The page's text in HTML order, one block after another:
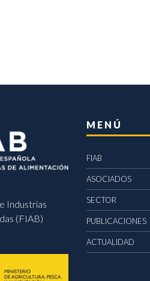
Industrias
(FIAB)
MENÚ
FIAB
ASOCIADOS
SECTOR
PUBLICACIONES
ACTUALIDAD